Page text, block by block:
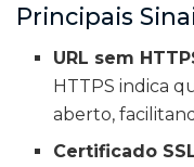
Principais
URL sem
HTTPS indica
aberto,
Certificado